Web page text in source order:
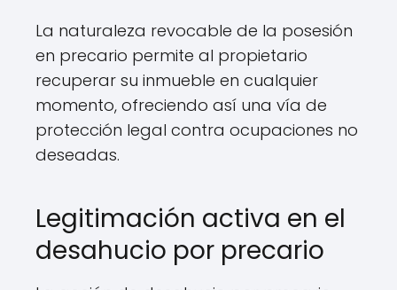
La naturaleza revocable de la posesión
en precario permite al propietario
recuperar su inmueble en cualquier
momento, ofreciendo así una vía de
protección legal contra ocupaciones no
deseadas.
Legitimación activa en el
desahucio por precario